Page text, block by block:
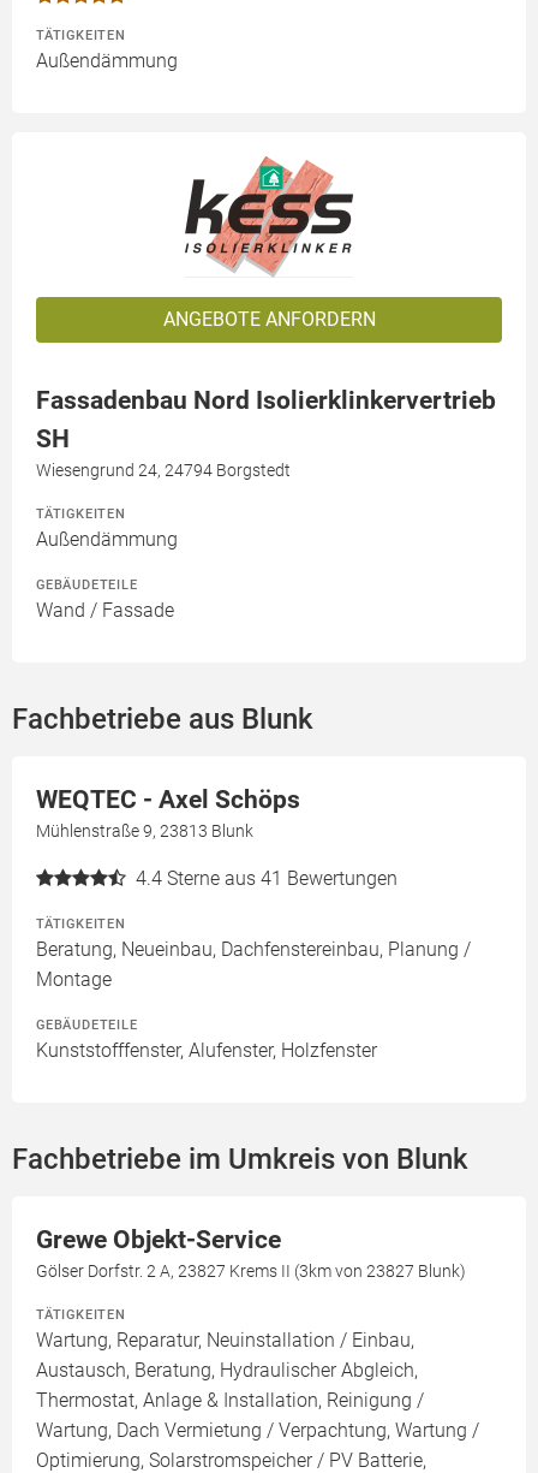
TÄTIGKEITEN
Außendämmung
ANGEBOTE ANFORDERN
Fassadenbau Nord Isolierklinkervertrieb
SH
Wiesengrund 24, 24794 Borgstedt
TÄTIGKEITEN
Außendämmung
GEBÄUDETEILE
Wand / Fassade
Fachbetriebe aus Blunk
WEQTEC - Axel Schöps
Mühlenstraße 9, 23813 Blunk
4.4 Sterne aus 41 Bewertungen
TÄTIGKEITEN
Beratung, Neueinbau, Dachfenstereinbau, Planung /
Montage
GEBÄUDETEILE
Kunststofffenster, Alufenster, Holzfenster
Fachbetriebe im Umkreis von Blunk
Grewe Objekt-Service
Gölser Dorfstr. 2 A, 23827 Krems II (3km von 23827 Blunk)
TÄTIGKEITEN
Wartung, Reparatur, Neuinstallation / Einbau,
Austausch, Beratung, Hydraulischer Abgleich,
Thermostat, Anlage & Installation, Reinigung /
Wartung, Dach Vermietung / Verpachtung, Wartung /
Optimierung, Solarstromspeicher / PV Batterie,